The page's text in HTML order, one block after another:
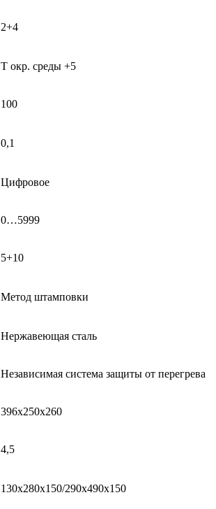
2+4
Т окр. среды +5
100
0,1
Цифровое
0…5999
5+10
Метод штамповки
Нержавеющая сталь
Независимая система защиты от перегрева
396х250х260
4,5
130х280х150/290х490х150